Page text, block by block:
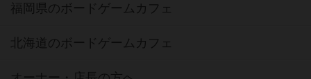
福岡県のボードゲームカフェ
北海道のボードゲームカフェ